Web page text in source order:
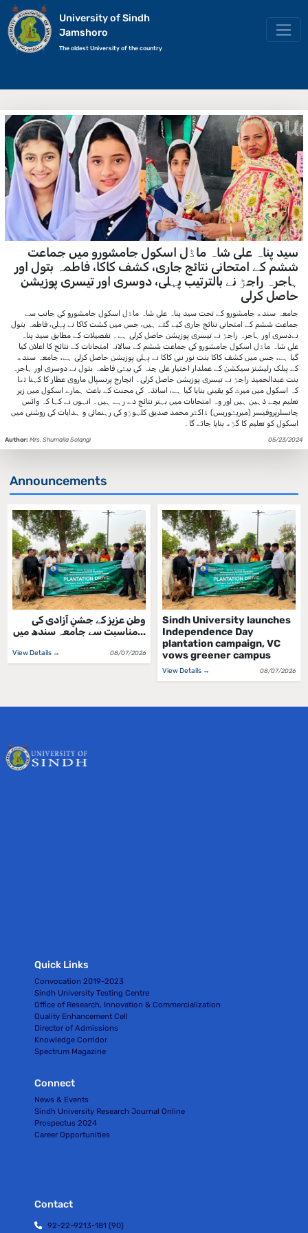
University of Sindh
Jamshoro
The oldest University of the country
سید پناہ علی شاہ ماڈل اسکول جامشورو میں جماعت
ششم کے امتحانی نتائج جاری، کشف کاکا، فاطمہ بتول اور
ہاجرہ راجڑ نے بالترتیب پہلی، دوسری اور تیسری پوزیشن
حاصل کرلی
جامعہ سندھ جامشورو کے تحت سید پناہ علی شاہ ماڈل اسکول جامشورو کی جانب سے
جماعت ششم کے امتحانی نتائج جاری کیے گئے ہیں، جس میں کشت کاکا نے پہلی، فاطمہ بتول
نےدسری اور ہاجرہ راجڑ نے تیسری پوزیشن حاصل کرلی ہے۔ تفصیلات کے مطابق سید پناہ
علی شاہ ماڈل اسکول جامشورو کی جماعت ششم کے سالانہ امتحانات کے نتائج کا اعلان کیا
گیا ہے، جس میں کشف کاکا بنت نور نبی کاکا نے پہلی پوزیشن حاصل کرلی ہے، جامعہ سندھ
کے پبلک رلیشنز سیکشن کے عملدار اختیار علی چنہ کی بیٹی فاطمہ بتول نے دوسری اور ہاجرہ
بنت عبدالحمید راجڑ نے تیسری پوزیشن حاصل کرلی۔ انچارج پرنسپال ماروی عطار کا کہنا تھا
کہ اسکول میں میرٹ کو یقینی بنایا گیا ہے، اساتذہ کی محنت کے باعث ہمارے اسکول میں زیر
تعلیم بچے ذہین ہیں اور وہ امتحانات میں بہتر نتائج دے رہے ہیں۔ انہوں نے کہا کہ وائس
چانسلرپروفیسر (میریٹوریس) ڈاکٹر محمد صدیق کلہوڑو کی رہنمائی و ہدایات کی روشنی میں
اسکول کو تعلیم کا گڑھ بنایا جائے گا۔
Author: Mrs. Shumaila Solangi 05/23/2024
Announcements
وطن عزیز کے جشنِ آزادی کی
مناسبت سے جامعہ سندھ میں...
View Details → 08/07/2026
Sindh University launches
Independence Day
plantation campaign, VC
vows greener campus
View Details → 08/07/2026
Quick Links
Convocation 2019-2023
Sindh University Testing Centre
Office of Research, Innovation & Commercialization
Quality Enhancement Cell
Director of Admissions
Knowledge Corridor
Spectrum Magazine
Connect
News & Events
Sindh University Research Journal Online
Prospectus 2024
Career Opportunities
Contact
92-22-9213-181 (90)